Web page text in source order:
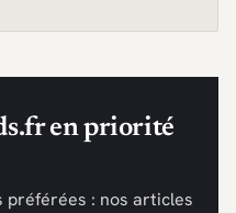
en priorité
préférées : nos articles